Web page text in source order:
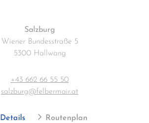
Salzburg
Wiener Bundesstraße 5
5300 Hallwang
+43 662 66 55 50
salzburg@felbermair.at
Details Routenplan